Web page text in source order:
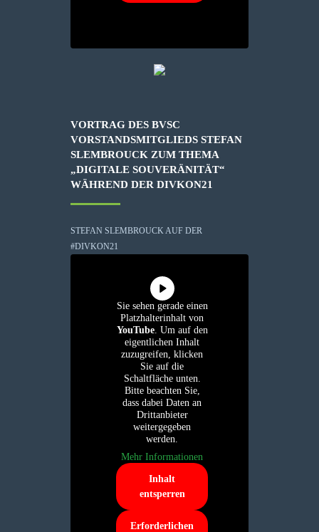
VORTRAG DES BVSC
VORSTANDSMITGLIEDS STEFAN
SLEMBROUCK ZUM THEMA
„DIGITALE SOUVERÄNITÄT“
WÄHREND DER DIVKON21
STEFAN SLEMBROUCK AUF DER
#DIVKON21
Sie sehen gerade einen
Platzhalterinhalt von
YouTube. Um auf den
eigentlichen Inhalt
zuzugreifen, klicken
Sie auf die
Schaltfläche unten.
Bitte beachten Sie,
dass dabei Daten an
Drittanbieter
weitergegeben
werden.
Mehr Informationen
Inhalt
entsperren
Erforderlichen